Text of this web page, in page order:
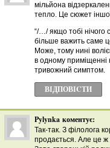
мільйона
тепло. Це сюжет
“/…/ якщо тобі нічого
більше важить саме
Може, тому нині
в одному приміщенні
тривожний симптом.
ВІДПОВІCТИ
Pylynka коментує:
Так-так. З філолога
продається. Але це